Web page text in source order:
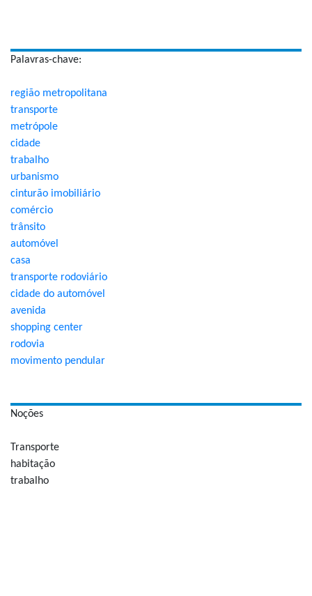
Palavras-chave:
região metropolitana
transporte
metrópole
cidade
trabalho
urbanismo
cinturão imobiliário
comércio
trânsito
automóvel
casa
transporte rodoviário
cidade do automóvel
avenida
shopping center
rodovia
movimento pendular
Noções
Transporte
habitação
trabalho